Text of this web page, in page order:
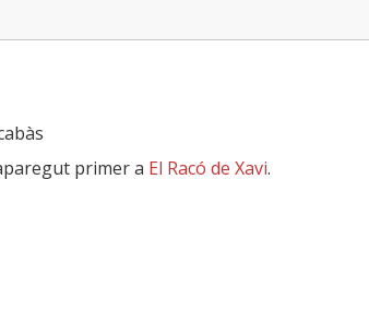
primer a El Racó de Xavi.